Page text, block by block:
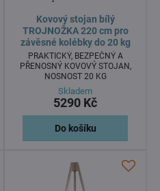
Kovový stojan bílý
TROJNOŽKA 220 cm pro
závěsné kolébky do 20 kg
PRAKTICKÝ, BEZPEČNÝ A
PŘENOSNÝ KOVOVÝ STOJAN,
NOSNOST 20 KG
Skladem
5290 Kč
Do košíku